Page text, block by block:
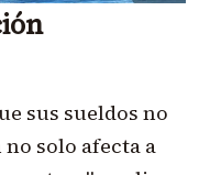
sus sueldos no
solo afecta a